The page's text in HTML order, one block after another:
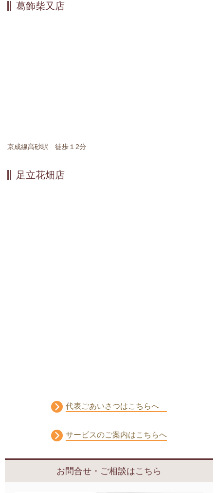
葛飾柴又店
京成線高砂駅 徒歩１2分
足立花畑店
代表ごあいさつはこちらへ
サービスのご案内はこちらへ
お問合せ・ご相談はこちら